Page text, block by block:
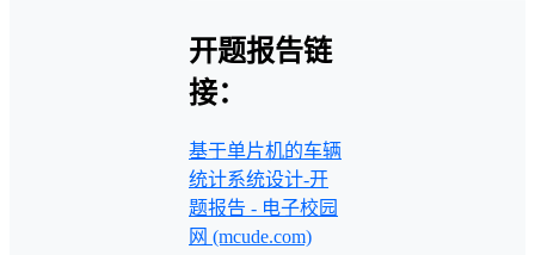
开题报告链
接：
基于单片机的车辆
统计系统设计-开
题报告 - 电子校园
网 (mcude.com)